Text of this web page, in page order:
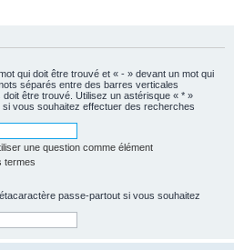
qui doit être trouvé et « - » devant un mot qui
séparés entre des barres verticales
être trouvé. Utilisez un astérisque « * »
vous souhaitez effectuer des recherches
une question comme élément
termes
passe-partout si vous souhaitez